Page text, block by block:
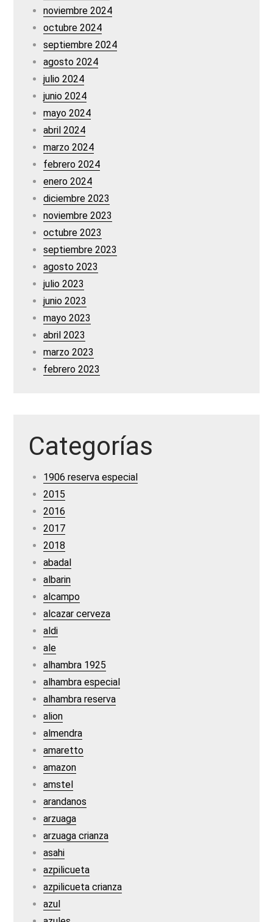
noviembre 2024
octubre 2024
septiembre 2024
agosto 2024
julio 2024
junio 2024
mayo 2024
abril 2024
marzo 2024
febrero 2024
enero 2024
diciembre 2023
noviembre 2023
octubre 2023
septiembre 2023
agosto 2023
julio 2023
junio 2023
mayo 2023
abril 2023
marzo 2023
febrero 2023
Categorías
1906 reserva especial
2015
2016
2017
2018
abadal
albarin
alcampo
alcazar cerveza
aldi
ale
alhambra 1925
alhambra especial
alhambra reserva
alion
almendra
amaretto
amazon
amstel
arandanos
arzuaga
arzuaga crianza
asahi
azpilicueta
azpilicueta crianza
azul